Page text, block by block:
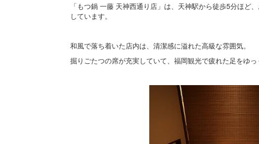
「もつ鍋 一藤 天神西通り店」は、天神駅から徒歩5分ほど
しています。
和風で落ち着いた店内は、清潔感に溢れた高級な雰囲気。
掘りごたつの席が充実していて、福岡観光で疲れた足をゆっ